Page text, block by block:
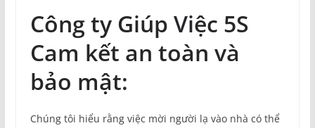
Công ty Giúp Việc 5S
Cam kết an toàn và
bảo mật:
Chúng tôi hiểu rằng việc mời người lạ vào nhà có thể